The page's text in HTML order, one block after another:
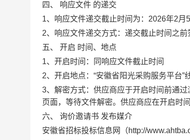
四、
响应文件 的递交
1、
响应文件递交截止时间 为： 2026年2月 5
2、
响应文件递交方式：递交截止时间之
五、
开启 时间、地点
1、 开启时间 ：同 响应文件截止时间
2、 开启地点 ： “安徽省阳光采购服务平台”
3、 解密方式：供应商应于开启时间前通过
页面，等待文件解密。供应商应在开启时
六、
询价邀请书 发布媒介
安徽省招标投标信息网（http://